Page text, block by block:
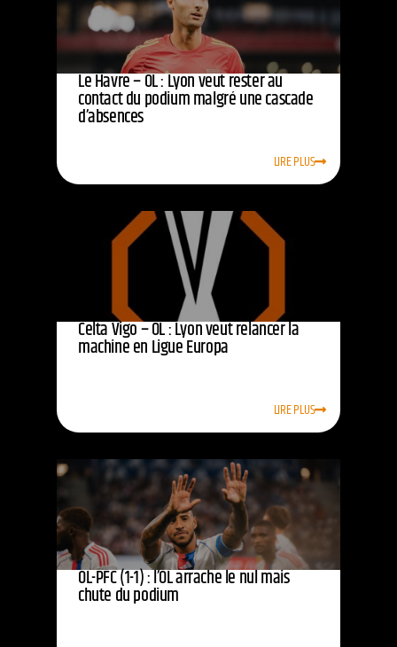
Le Havre – OL : Lyon veut rester au
contact du podium malgré une cascade
d’absences
LIRE PLUS
Celta Vigo – OL : Lyon veut relancer la
machine en Ligue Europa
LIRE PLUS
OL-PFC (1-1) : l’OL arrache le nul mais
chute du podium